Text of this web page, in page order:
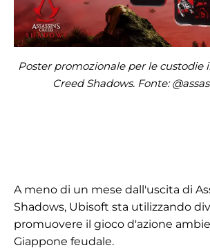
Poster promozionale per le custodie
Creed Shadows. Fonte:
A meno di un mese dall'uscita di
Shadows, Ubisoft sta utilizzando
promuovere il gioco d'azione
Giappone feudale.